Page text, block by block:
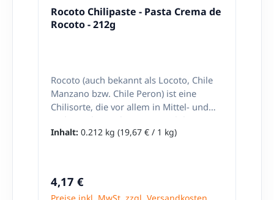
Rocoto Chilipaste - Pasta Crema de
Rocoto - 212g
Rocoto (auch bekannt als Locoto, Chile
Manzano bzw. Chile Peron) ist eine
Chilisorte, die vor allem in Mittel- und
zeichnet sich durch seine Schärfe und
Zitronensäure, Natriumbenzoat
Inhalt: 0.212 kg (19,67 € / 1 kg)
Regulärer Preis:
4,17 €